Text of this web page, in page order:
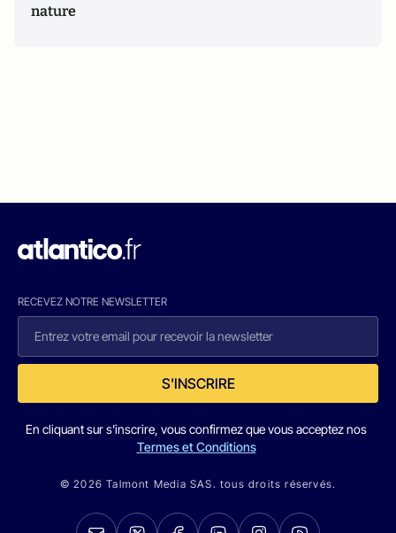
nature
RECEVEZ NOTRE NEWSLETTER
S'INSCRIRE
En cliquant sur s'inscrire, vous confirmez que vous acceptez nos
Termes et Conditions
© 2026 Talmont Media SAS. tous droits réservés.